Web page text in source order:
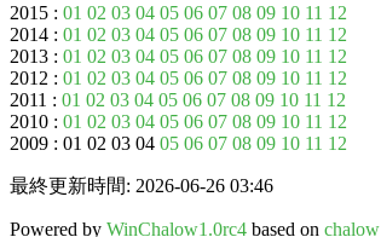
2015 : 01 02 03 04 05 06 07 08 09 10 11 12
2014 : 01 02 03 04 05 06 07 08 09 10 11 12
2013 : 01 02 03 04 05 06 07 08 09 10 11 12
2012 : 01 02 03 04 05 06 07 08 09 10 11 12
2011 : 01 02 03 04 05 06 07 08 09 10 11 12
2010 : 01 02 03 04 05 06 07 08 09 10 11 12
2009 : 01 02 03 04 05 06 07 08 09 10 11 12
最終更新時間: 2026-06-26 03:46
Powered by WinChalow1.0rc4 based on chalow